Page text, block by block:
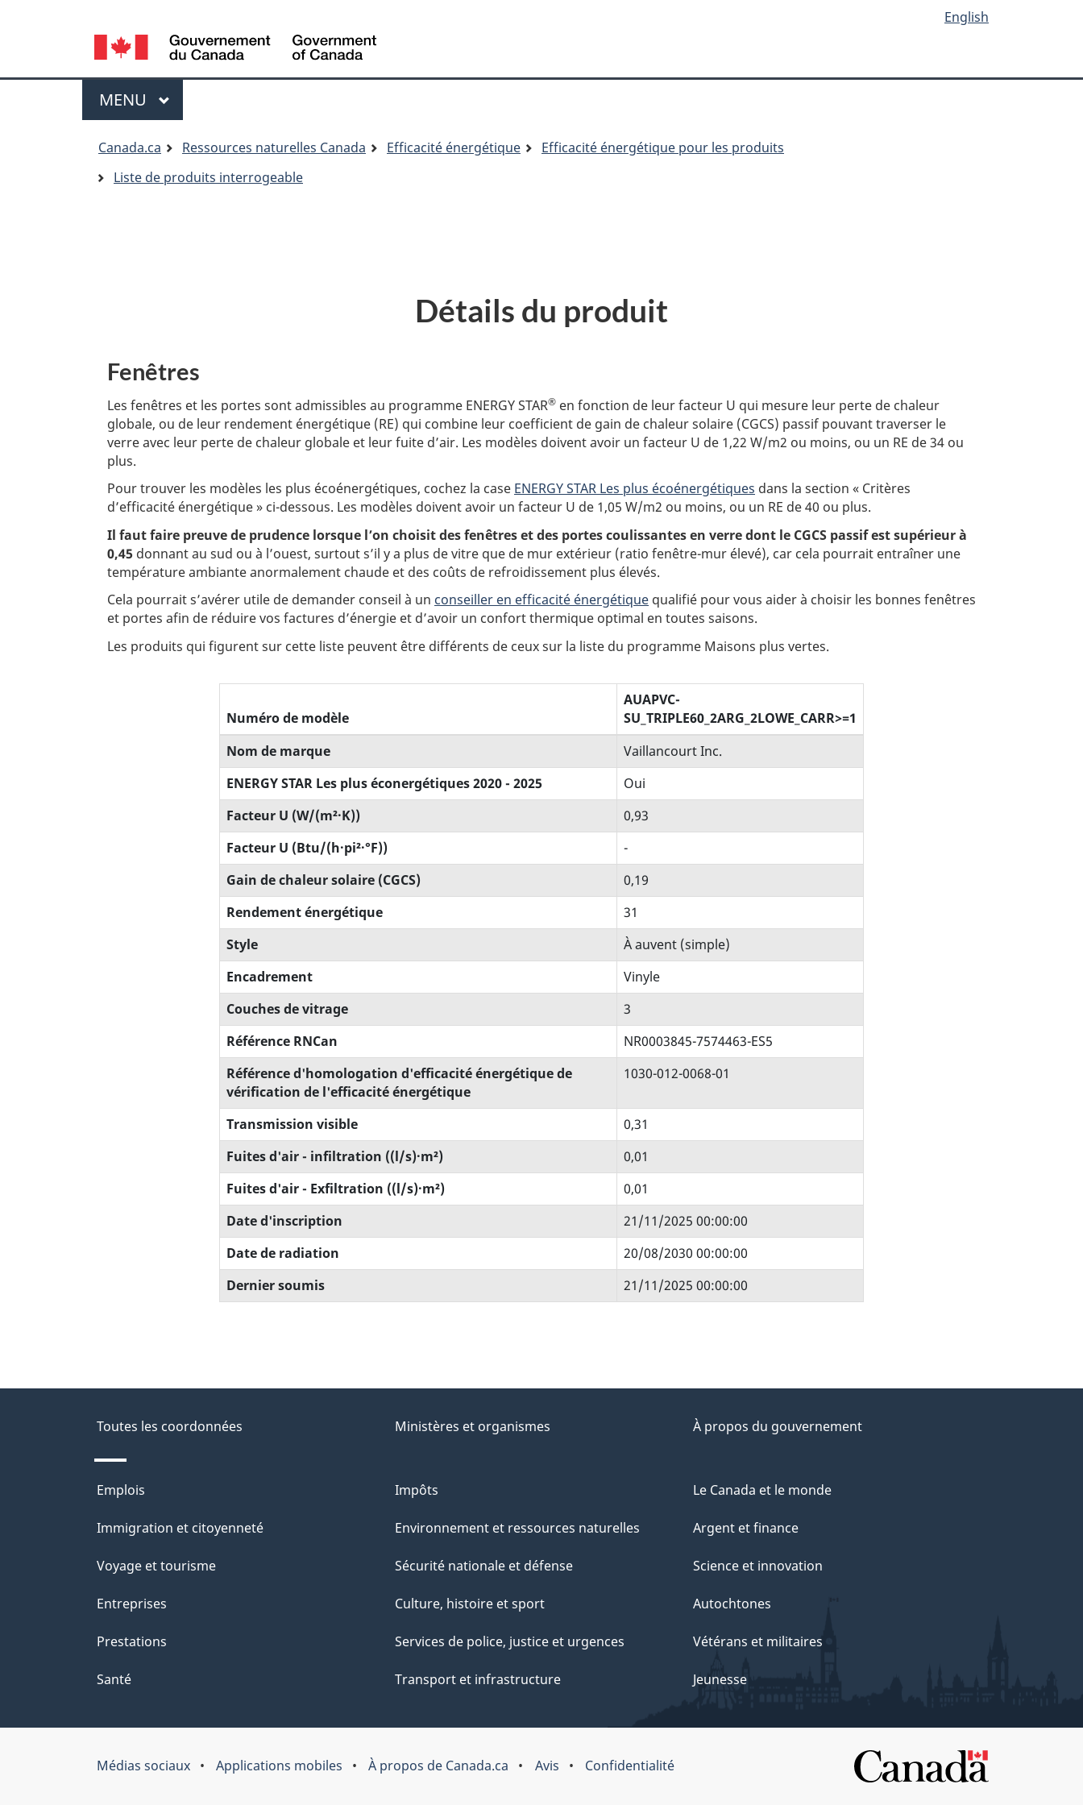
Language
selection
English
du
Menu
MENU PRINCIPAL
Canada.ca Ressources naturelles Canada Efficacité énergétique
Efficacité énergétique pour les produits
Liste de produits interrogeable
Détails du produit
Fenêtres
Les fenêtres et les portes sont admissibles au programme ENERGY STAR® en fonction de leur facteur U qui mesure leur perte de chaleur
globale, ou de leur rendement énergétique (RE) qui combine leur coefficient de gain de chaleur solaire (CGCS) passif pouvant traverser le
verre avec leur perte de chaleur globale et leur fuite d’air. Les modèles doivent avoir un facteur U de 1,22 W/m2 ou moins, ou un RE de 34 ou
plus.
Pour trouver les modèles les plus écoénergétiques, cochez la case ENERGY STAR Les plus écoénergétiques dans la section « Critères
d’efficacité énergétique » ci-dessous. Les modèles doivent avoir un facteur U de 1,05 W/m2 ou moins, ou un RE de 40 ou plus.
Il faut faire preuve de prudence lorsque l’on choisit des fenêtres et des portes coulissantes en verre dont le CGCS passif est supérieur à
0,45 donnant au sud ou à l’ouest, surtout s’il y a plus de vitre que de mur extérieur (ratio fenêtre-mur élevé), car cela pourrait entraîner une
température ambiante anormalement chaude et des coûts de refroidissement plus élevés.
Cela pourrait s’avérer utile de demander conseil à un conseiller en efficacité énergétique qualifié pour vous aider à choisir les bonnes fenêtres
et portes afin de réduire vos factures d’énergie et d’avoir un confort thermique optimal en toutes saisons.
Les produits qui figurent sur cette liste peuvent être différents de ceux sur la liste du programme Maisons plus vertes.
Numéro de modèle
AUAPVC-
SU_TRIPLE60_2ARG_2LOWE_CARR>=1
Nom de marque
Vaillancourt Inc.
ENERGY STAR Les plus éconergétiques 2020 - 2025
Oui
Facteur U (W/(m²·K))
0,93
Facteur U (Btu/(h·pi²·°F))
-
Gain de chaleur solaire (CGCS)
0,19
Rendement énergétique
31
Style
À auvent (simple)
Encadrement
Vinyle
Couches de vitrage
3
Référence RNCan
NR0003845-7574463-ES5
Référence d'homologation d'efficacité énergétique de
vérification de l'efficacité énergétique
1030-012-0068-01
Transmission visible
0,31
Fuites d'air - infiltration ((l/s)·m²)
0,01
Fuites d'air - Exfiltration ((l/s)·m²)
0,01
Date d'inscription
21/11/2025 00:00:00
Date de radiation
20/08/2030 00:00:00
Dernier soumis
21/11/2025 00:00:00
Toutes les coordonnées Ministères et organismes À propos du gouvernement
Thèmes
et
Emplois
Immigration et citoyenneté
Voyage et tourisme
Entreprises
Prestations
Santé
Impôts
Environnement et ressources naturelles
Sécurité nationale et défense
Culture, histoire et sport
Services de police, justice et urgences
Transport et infrastructure
Le Canada et le monde
Argent et finance
Science et innovation
Autochtones
Vétérans et militaires
Jeunesse
Organisation
Médias sociaux Applications mobiles À propos de Canada.ca Avis Confidentialité